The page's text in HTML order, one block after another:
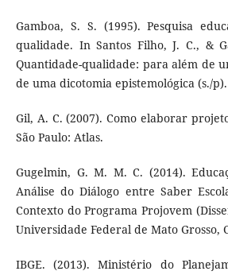
Gamboa, S. S. (1995). Pesquisa
qualidade. In Santos Filho, J. C., &
Quantidade-qualidade: para além de
de uma dicotomia epistemológica (s./
Gil, A. C. (2007). Como elaborar
São Paulo: Atlas.
Gugelmin, G. M. M. C. (2014).
Análise do Diálogo entre Saber
Contexto do Programa Projovem
Universidade Federal de Mato Grosso,
IBGE. (2013). Ministério do